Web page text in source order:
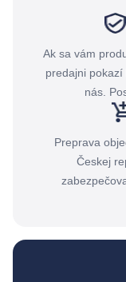
Ak sa vám
predajni
nás.
Preprava
Českej